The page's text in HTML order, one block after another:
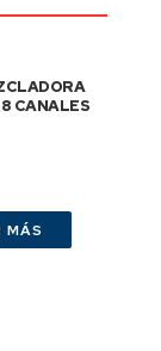
CANALES
MÁS